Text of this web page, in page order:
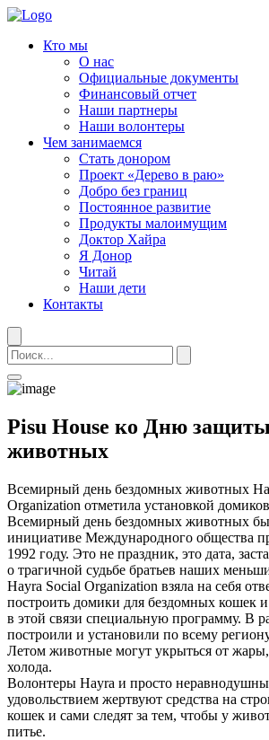
Кто мы
О нас
Официальные документы
Финансовый отчет
Наши партнеры
Наши волонтеры
Чем занимаемся
Стать донором
Проект «Дерево в раю»
Добро без границ
Постоянное развитие
Продукты малоимущим
Доктор Хайра
Я Донор
Читай
Наши дети
Контакты
Pisu House ко Дню
животных
Всемирный день бездомных животных
Organization отметила установкой
Всемирный день бездомных животных
инициативе Международного общества
1992 году. Это не праздник, это дата,
о трагичной судьбе братьев наших
Hayra Social Organization взяла на себя
построить домики для бездомных кошек и
в этой связи специальную программу. В
построили и установили по всему
Летом животные могут укрыться от
холода.
Волонтеры Hayra и просто
удовольствием жертвуют средства на
кошек и сами следят за тем, чтобы у
питье.